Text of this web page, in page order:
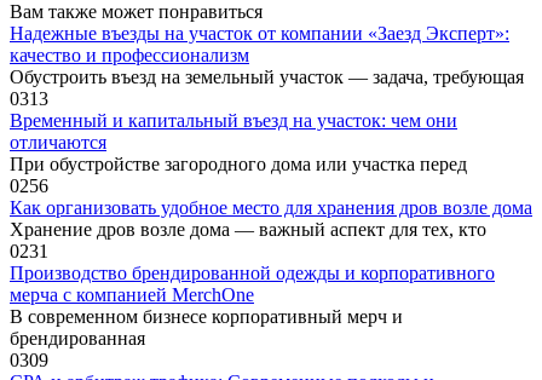
Вам также может понравиться
Надежные въезды на участок от компании «Заезд Эксперт»:
качество и профессионализм
Обустроить въезд на земельный участок — задача, требующая
0313
Временный и капитальный въезд на участок: чем они
отличаются
При обустройстве загородного дома или участка перед
0256
Как организовать удобное место для хранения дров возле дома
Хранение дров возле дома — важный аспект для тех, кто
0231
Производство брендированной одежды и корпоративного
мерча с компанией MerchOne
В современном бизнесе корпоративный мерч и
брендированная
0309